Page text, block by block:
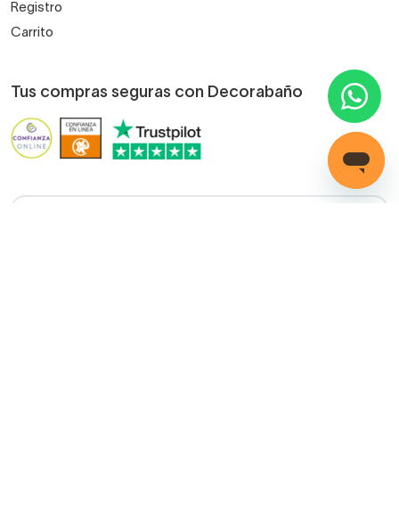
Registro
Carrito
Tus compras seguras con Decorabaño